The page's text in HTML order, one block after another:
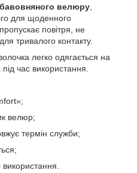
бавовняного велюру
для щоденного
повітря, не
тривалого контакту.
легко одягається на
час використання.
велюр;
термін служби;